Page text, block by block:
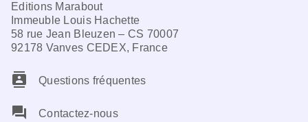
Editions Marabout
Immeuble Louis Hachette
58 rue Jean Bleuzen – CS 70007
92178 Vanves CEDEX, France
contacts Questions fréquentes
question_answer Contactez-nous